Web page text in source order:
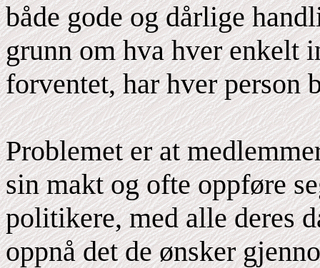
både gode og dårlige
grunn om hva hver enkelt
forventet, har hver person
Problemet er at
sin makt og ofte oppføre
politikere, med alle deres
oppnå det de ønsker